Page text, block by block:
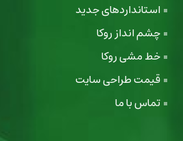
استانداردهای جدید
چشم انداز روکا
خط مشی روکا
قیمت طراحی سایت
تماس با ما